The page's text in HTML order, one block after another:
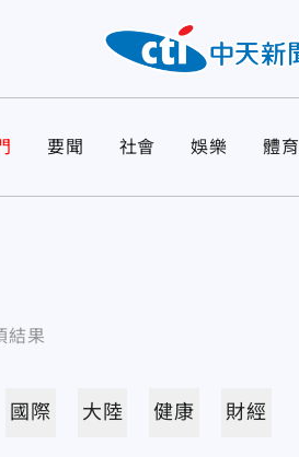
要聞 社會 娛樂 體育
結果
國際 大陸 健康 財經